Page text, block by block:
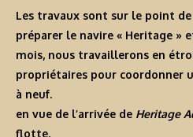
Les travaux sont sur le point
préparer le navire « Heritage »
mois, nous travaillerons en
propriétaires pour coordonner
à neuf.
en vue de l’arrivée de Heritage
flotte.